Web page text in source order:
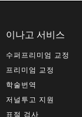
이나고 서비스
수퍼프리미엄 교정
프리미엄 교정
학술번역
저널투고 지원
표절 검사